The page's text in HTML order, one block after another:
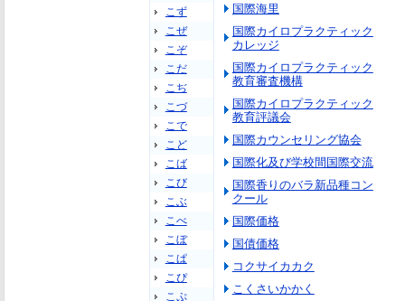
こず
こぜ
こぞ
こだ
こぢ
こづ
こで
こど
こば
こび
こぶ
こべ
こぼ
こぱ
こぴ
こぷ
国際海里
国際カイロプラクティック
カレッジ
国際カイロプラクティック
教育審査機構
国際カイロプラクティック
教育評議会
国際カウンセリング協会
国際化及び学校間国際交流
国際香りのバラ新品種コン
クール
国際価格
国債価格
コクサイカカク
こくさいかかく